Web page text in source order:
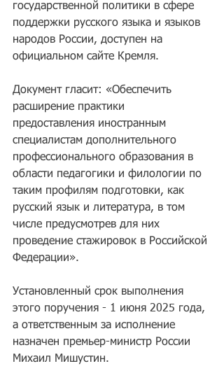
государственной политики в сфере
поддержки русского языка и языков
народов России, доступен на
официальном сайте Кремля.
Документ гласит: «Обеспечить
расширение практики
предоставления иностранным
специалистам дополнительного
профессионального образования в
области педагогики и филологии по
таким профилям подготовки, как
русский язык и литература, в том
числе предусмотрев для них
проведение стажировок в Российской
Федерации».
Установленный срок выполнения
этого поручения - 1 июня 2025 года,
а ответственным за исполнение
назначен премьер-министр России
Михаил Мишустин.